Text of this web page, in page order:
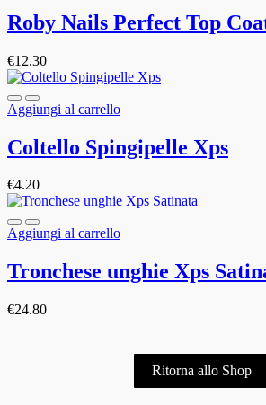
Roby Nails Perfect Top
€12.30
Aggiungi al carrello
Coltello Spingipelle Xps
€4.20
Aggiungi al carrello
Tronchese unghie Xps
€24.80
Ritorna allo Shop